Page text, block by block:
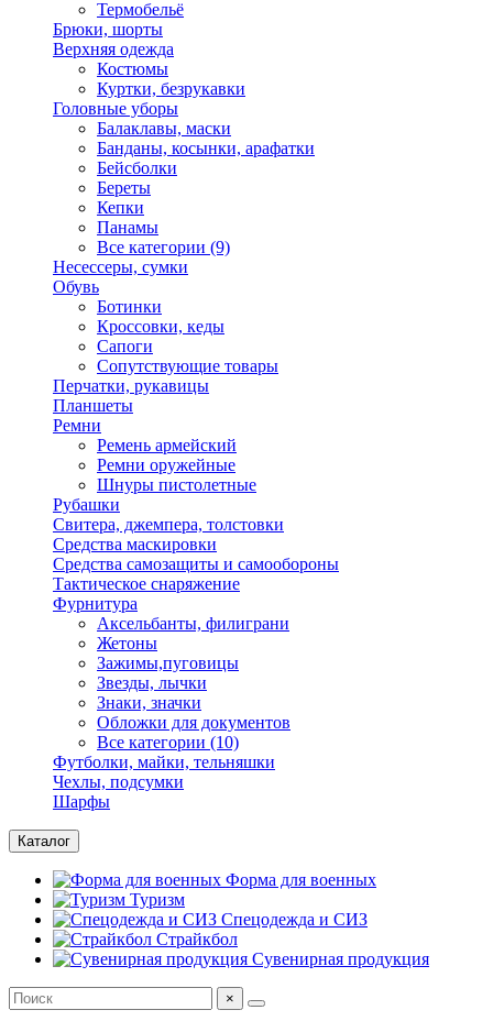
Термобельё
Брюки, шорты
Верхняя одежда
Костюмы
Куртки, безрукавки
Головные уборы
Балаклавы, маски
Банданы, косынки, арафатки
Бейсболки
Береты
Кепки
Панамы
Все категории (9)
Несессеры, сумки
Обувь
Ботинки
Кроссовки, кеды
Сапоги
Сопутствующие товары
Перчатки, рукавицы
Планшеты
Ремни
Ремень армейский
Ремни оружейные
Шнуры пистолетные
Рубашки
Свитера, джемпера, толстовки
Средства маскировки
Средства самозащиты и самообороны
Тактическое снаряжение
Фурнитура
Аксельбанты, филиграни
Жетоны
Зажимы,пуговицы
Звезды, лычки
Знаки, значки
Обложки для документов
Все категории (10)
Футболки, майки, тельняшки
Чехлы, подсумки
Шарфы
Каталог
Форма для военных
Туризм
Спецодежда и СИЗ
Страйкбол
Сувенирная продукция
×